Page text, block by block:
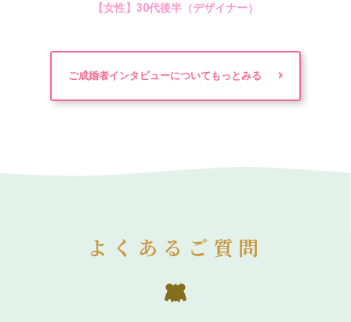
【女性】30代後半（デザイナー）
ご成婚者インタビューについてもっとみる
よくあるご質問